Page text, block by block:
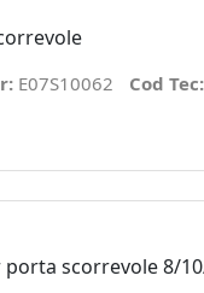
E07S10062 Cod Tec:
scorrevole 8/